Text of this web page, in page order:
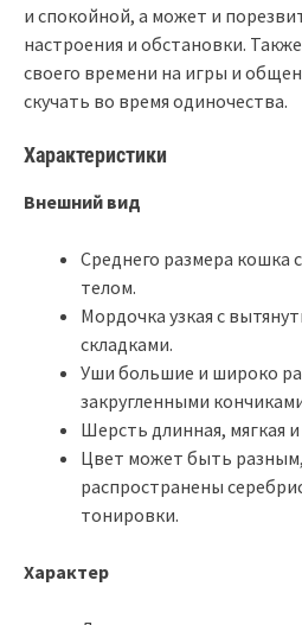
и спокойной, а может и
настроения и обстановки.
своего времени на игры и
скучать во время одиночества.
Характеристики
Внешний вид
Среднего размера кошка
телом.
Мордочка узкая с
складками.
Уши большие и широко
закругленными
Шерсть длинная, мягкая и
Цвет может быть
распространены
тонировки.
Характер